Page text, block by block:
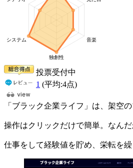
投票受付中
1 (平均:4点)
「ブラック企業ライフ」は、架空
操作はクリックだけで簡単。なんだ
仕事をして経験値を貯め、栄転を